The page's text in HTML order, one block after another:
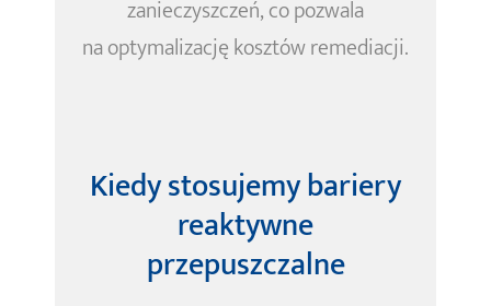
zanieczyszczeń, co pozwala
na optymalizację kosztów remediacji.
Kiedy stosujemy bariery
reaktywne
przepuszczalne